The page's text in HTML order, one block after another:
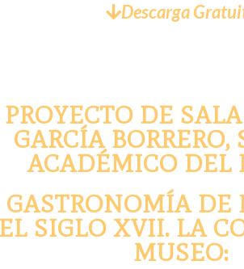
Descarga
PROYECTO DE
GARCÍA BORRERO,
ACADÉMICO DEL
GASTRONOMÍA DE
SIGLO XVII. LA
MUSEO: